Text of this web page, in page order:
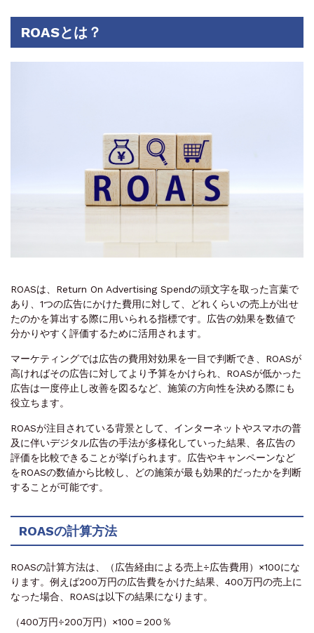
ROASとは？
ROASは、Return On Advertising Spendの頭文字を取った言葉で
あり、1つの広告にかけた費用に対して、どれくらいの売上が出せ
たのかを算出する際に用いられる指標です。広告の効果を数値で
分かりやすく評価するために活用されます。
マーケティングでは広告の費用対効果を一目で判断でき、ROASが
高ければその広告に対してより予算をかけられ、ROASが低かった
広告は一度停止し改善を図るなど、施策の方向性を決める際にも
役立ちます。
ROASが注目されている背景として、インターネットやスマホの普
及に伴いデジタル広告の手法が多様化していった結果、各広告の
評価を比較できることが挙げられます。広告やキャンペーンなど
をROASの数値から比較し、どの施策が最も効果的だったかを判断
することが可能です。
ROASの計算方法
ROASの計算方法は、（広告経由による売上÷広告費用）×100にな
ります。例えば200万円の広告費をかけた結果、400万円の売上に
なった場合、ROASは以下の結果になります。
（400万円÷200万円）×100＝200％